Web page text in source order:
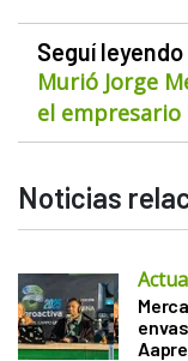
Seguí leyendo
Murió Jorge
el
Noticias